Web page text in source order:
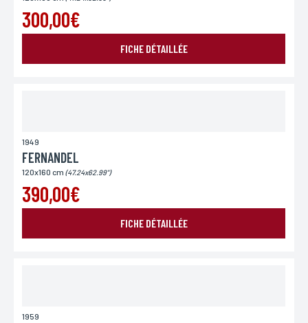
L’Incartade - 51 rue Basse, 59800 Lille.
300,00€
FICHE DÉTAILLÉE
1949
FERNANDEL
120x160 cm (47.24x62.99")
390,00€
FICHE DÉTAILLÉE
1959